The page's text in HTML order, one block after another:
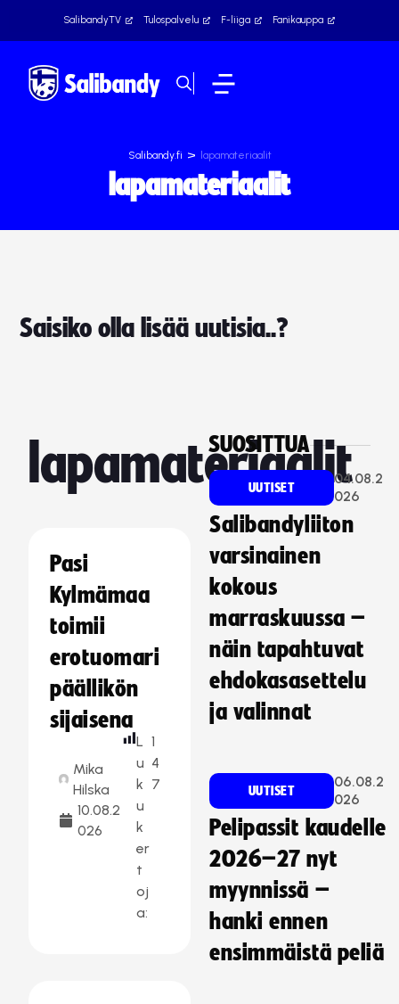
SalibandyTV Tulospalvelu F-liiga Fanikauppa
Salibandy.fi > lapamateriaalit
lapamateriaalit
Saisiko olla lisää uutisia..?
lapamateriaalit
Pasi
Kylmämaa
toimii
erotuomari
päällikön
sijaisena
Mika
Hilska
10.08.2
026
L
u
k
u
k
er
t
oj
a:
1
4
7
SUOSITTUA
UUTISET
04.08.2
026
Salibandyliiton
varsinainen
kokous
marraskuussa –
näin tapahtuvat
ehdokasasettelu
ja valinnat
UUTISET
06.08.2
026
Pelipassit kaudelle
2026–27 nyt
myynnissä –
hanki ennen
ensimmäistä peliä